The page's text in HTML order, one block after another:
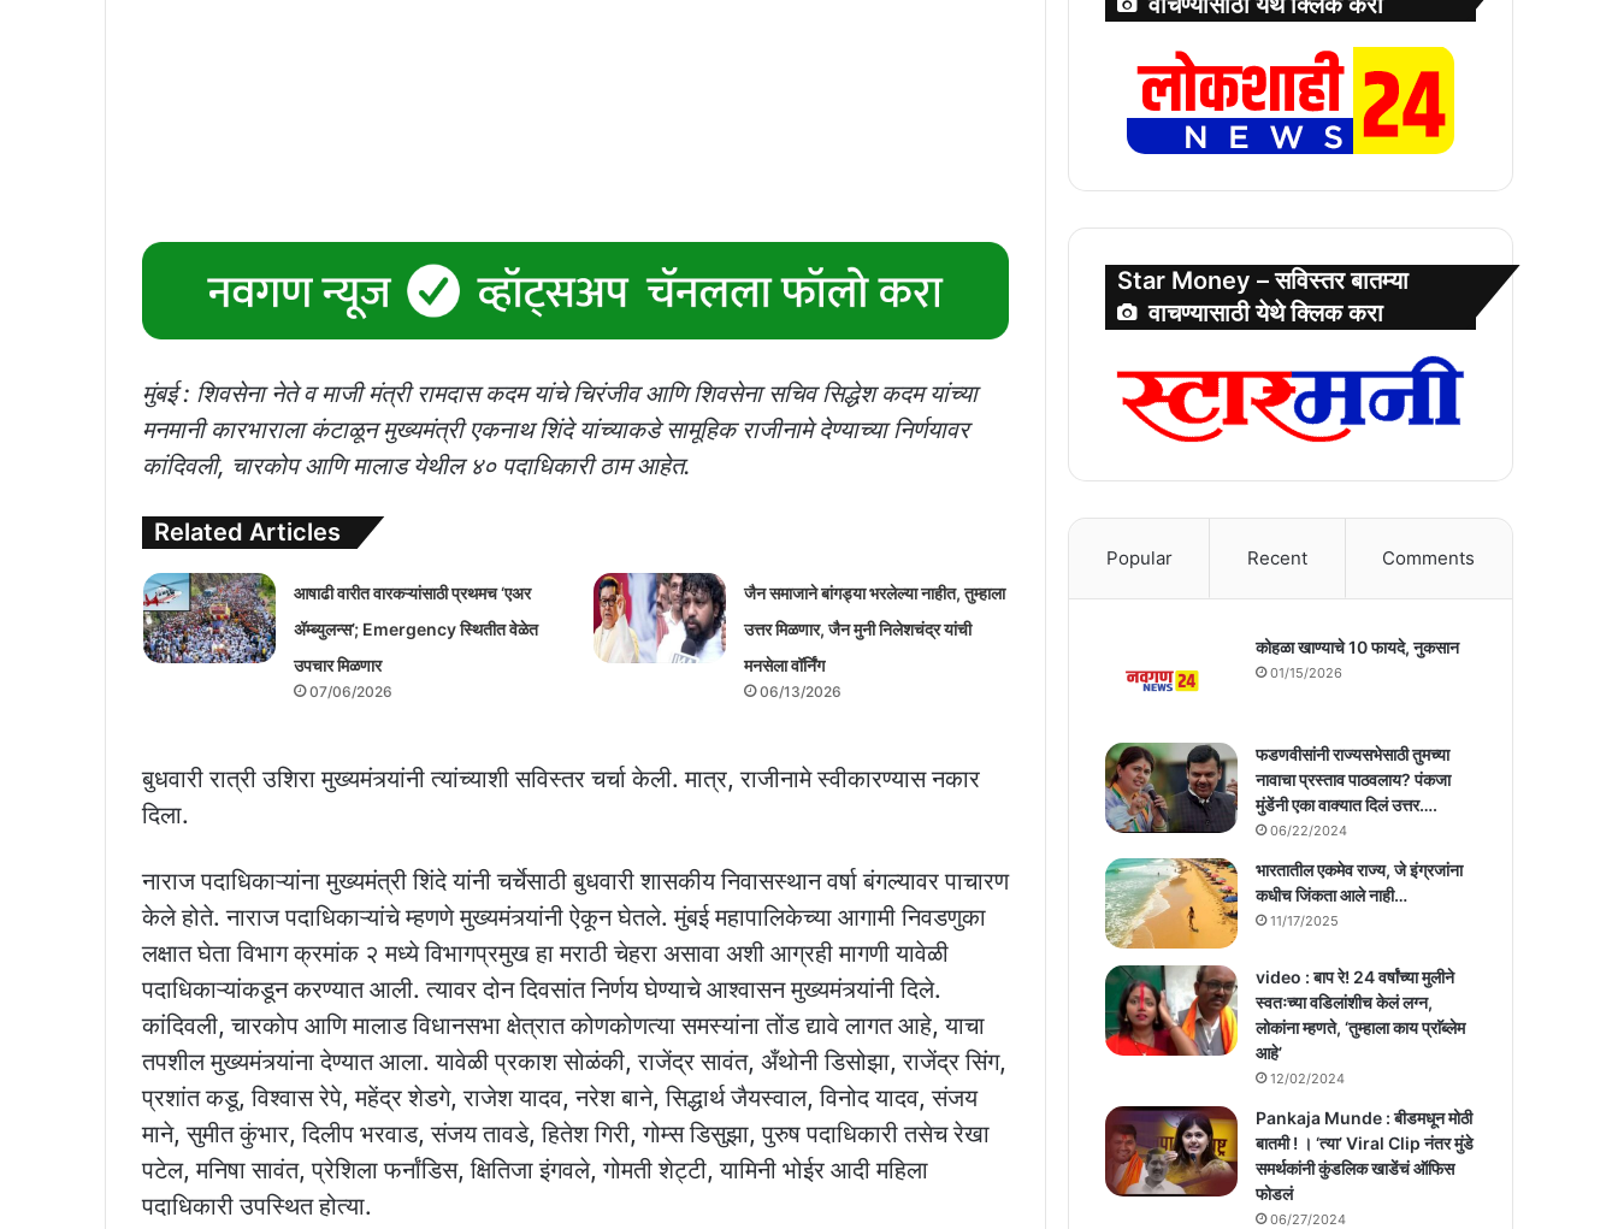
मुंबई : शिवसेना नेते व माजी मंत्री रामदास कदम यांचे चिरंजीव आणि शिवसेना सचिव सिद्धेश कदम यांच्या
मनमानी कारभाराला कंटाळून मुख्यमंत्री एकनाथ शिंदे यांच्याकडे सामूहिक राजीनामे देण्याच्या निर्णयावर
कांदिवली, चारकोप आणि मालाड येथील ४० पदाधिकारी ठाम आहेत.
Related Articles
आषाढी वारीत वारकऱ्यांसाठी प्रथमच ‘एअर
अ‍ॅम्ब्युलन्स’; Emergency स्थितीत वेळेत
उपचार मिळणार
07/06/2026
जैन समाजाने बांगड्या भरलेल्या नाहीत, तुम्हाला
उत्तर मिळणार, जैन मुनी निलेशचंद्र यांची
मनसेला वॉर्निंग
06/13/2026
बुधवारी रात्री उशिरा मुख्यमंत्र्यांनी त्यांच्याशी सविस्तर चर्चा केली. मात्र, राजीनामे स्वीकारण्यास नकार
दिला.
नाराज पदाधिकाऱ्यांना मुख्यमंत्री शिंदे यांनी चर्चेसाठी बुधवारी शासकीय निवासस्थान वर्षा बंगल्यावर पाचारण
केले होते. नाराज पदाधिकाऱ्यांचे म्हणणे मुख्यमंत्र्यांनी ऐकून घेतले. मुंबई महापालिकेच्या आगामी निवडणुका
लक्षात घेता विभाग क्रमांक २ मध्ये विभागप्रमुख हा मराठी चेहरा असावा अशी आग्रही मागणी यावेळी
पदाधिकाऱ्यांकडून करण्यात आली. त्यावर दोन दिवसांत निर्णय घेण्याचे आश्वासन मुख्यमंत्र्यांनी दिले.
कांदिवली, चारकोप आणि मालाड विधानसभा क्षेत्रात कोणकोणत्या समस्यांना तोंड द्यावे लागत आहे, याचा
तपशील मुख्यमंत्र्यांना देण्यात आला. यावेळी प्रकाश सोळंकी, राजेंद्र सावंत, अँथोनी डिसोझा, राजेंद्र सिंग,
प्रशांत कडू, विश्वास रेपे, महेंद्र शेडगे, राजेश यादव, नरेश बाने, सिद्धार्थ जैयस्वाल, विनोद यादव, संजय
माने, सुमीत कुंभार, दिलीप भरवाड, संजय तावडे, हितेश गिरी, गोम्स डिसुझा, पुरुष पदाधिकारी तसेच रेखा
पटेल, मनिषा सावंत, प्रेशिला फर्नांडिस, क्षितिजा इंगवले, गोमती शेट्टी, यामिनी भोईर आदी महिला
पदाधिकारी उपस्थित होत्या.
Star Money – सविस्तर बातम्या
वाचण्यासाठी येथे क्लिक करा
Popular Recent Comments
कोहळा खाण्याचे 10 फायदे, नुकसान
01/15/2026
फडणवीसांनी राज्यसभेसाठी तुमच्या
नावाचा प्रस्ताव पाठवलाय? पंकजा
मुंडेंनी एका वाक्यात दिलं उत्तर….
06/22/2024
भारतातील एकमेव राज्य, जे इंग्रजांना
कधीच जिंकता आले नाही…
11/17/2025
video : बाप रे! 24 वर्षांच्या मुलीने
स्वतःच्या वडिलांशीच केलं लग्न,
लोकांना म्हणते, ‘तुम्हाला काय प्राॅब्लेम
आहे’
12/02/2024
Pankaja Munde : बीडमधून मोठी
बातमी ! । ‘त्या’ Viral Clip नंतर मुंडे
समर्थकांनी कुंडलिक खाडेंचं ऑफिस
फोडलं
06/27/2024